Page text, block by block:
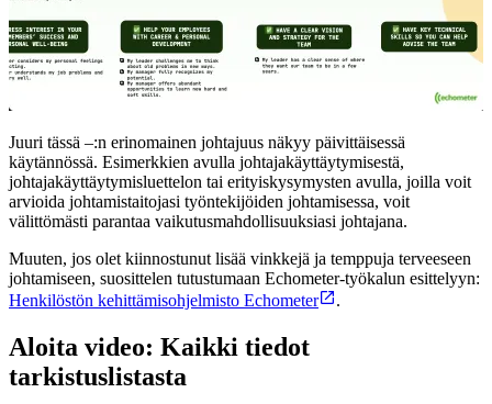
Juuri tässä –:n erinomainen johtajuus näkyy päivittäisessä
käytännössä. Esimerkkien avulla johtajakäyttäytymisestä,
johtajakäyttäytymisluettelon tai erityiskysymysten avulla, joilla voit
arvioida johtamistaitojasi työntekijöiden johtamisessa, voit
välittömästi parantaa vaikutusmahdollisuuksiasi johtajana.
Muuten, jos olet kiinnostunut lisää vinkkejä ja temppuja terveeseen
johtamiseen, suosittelen tutustumaan Echometer-työkalun esittelyyn:
Henkilöstön kehittämisohjelmisto Echometer
.
Aloita video: Kaikki tiedot
tarkistuslistasta